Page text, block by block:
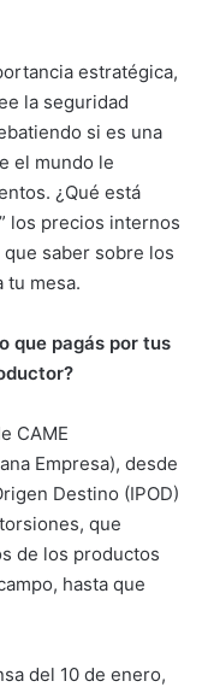
estratégica,
la seguridad
si es una
el mundo le
¿Qué está
los precios internos
saber sobre los
tu mesa.
que pagás por tus
CAME
Empresa), desde
Destino (IPOD)
que
de los productos
hasta que
del 10 de enero,